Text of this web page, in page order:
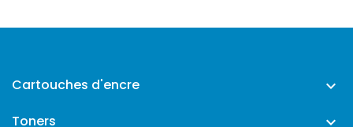
Cartouches d'encre 
Toners 